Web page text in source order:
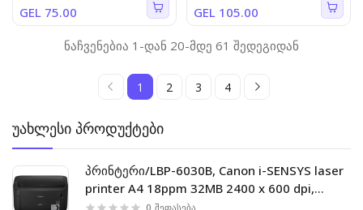
უახლესი პროდუქტები
პრინტერი/LBP-6030B, Canon i-SENSYS laser
printer A4 18ppm 32MB 2400 x 600 dpi,
5000p/m
0 შეფასება
GEL 75.00 GEL 105.00
ნაჩვენებია 1-დან 20-მდე 61 შედეგიდან
1 2 3 4